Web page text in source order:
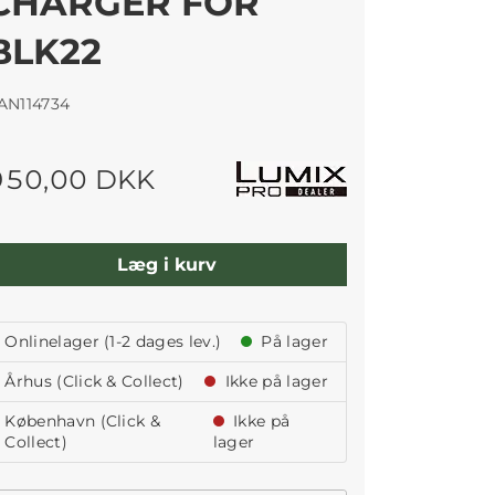
DKK
Læg i kurv
Onlinelager (1-2 dages lev.)
På lager
Århus (Click & Collect)
Ikke på lager
København (Click &
Collect)
Ikke på
lager